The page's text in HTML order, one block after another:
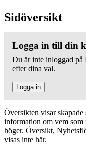
Sidöversikt
Logga in till din
Du är inte inloggad på
efter dina val.
Logga in
Översikten visar
information om vem som
höger. Översikt,
visas inte här.